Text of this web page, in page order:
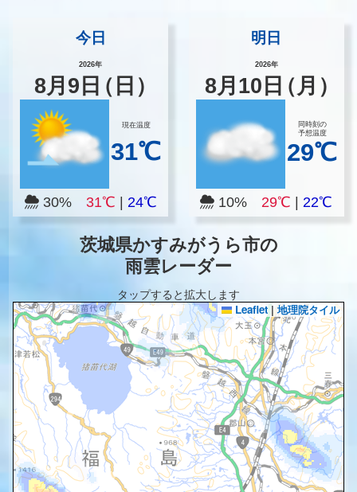
今日
2026年
8月 9 日（日）
現在温度
31℃
30% 31℃ 24℃
明日
2026年
8月 10 日（月）
同時刻の
予想温度
29℃
10%29℃ |22℃
茨城県かすみがうら市の
雨雲レーダー
タップすると拡大します
Leaflet | 地理院タイル